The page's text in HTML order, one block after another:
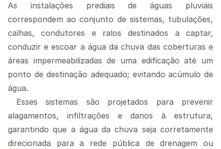
As instalações prediais de águas pluviais
correspondem ao conjunto de sistemas, tubulações,
calhas, condutores e ralos destinados a captar,
conduzir e escoar a água da chuva das coberturas e
áreas impermeabilizadas de uma edificação até um
ponto de destinação adequado; evitando acúmulo de
água.
Esses sistemas são projetados para prevenir
alagamentos, infiltrações e danos à estrutura,
garantindo que a água da chuva seja corretamente
direcionada para a rede pública de drenagem ou